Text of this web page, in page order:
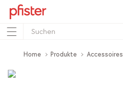
Home Produkte Accessoires